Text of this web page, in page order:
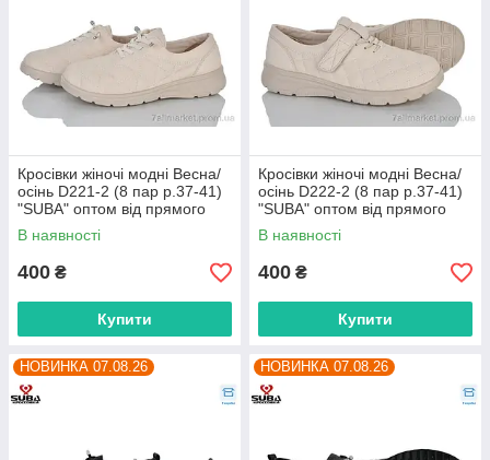
Кросівки жіночі модні Весна/
осінь D221-2 (8 пар р.37-41)
"SUBA" оптом від прямого
постачальника
В наявності
400 ₴
Купити
Кросівки жіночі модні Весна/
осінь D222-2 (8 пар р.37-41)
"SUBA" оптом від прямого
постачальника
В наявності
400 ₴
Купити
НОВИНКА 07.08.26 НОВИНКА 07.08.26